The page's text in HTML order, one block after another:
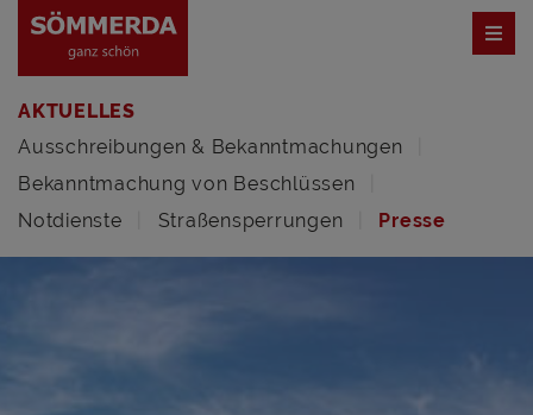
AKTUELLES
Ausschreibungen & Bekanntmachungen
Bekanntmachung von Beschlüssen
Notdienste
Straßensperrungen Presse